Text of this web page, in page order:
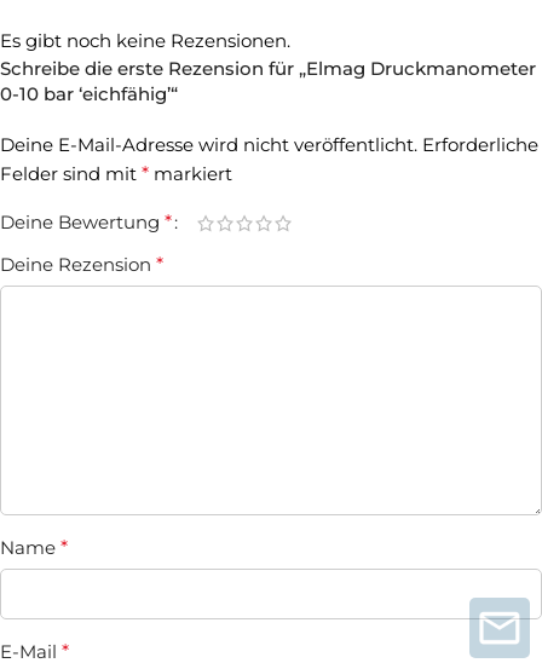
Es gibt noch keine Rezensionen.
Schreibe die erste Rezension für „Elmag Druckmanometer
0-10 bar ‘eichfähig’“
Deine E-Mail-Adresse wird nicht veröffentlicht. Erforderliche
Felder sind mit * markiert
Deine Bewertung *
Deine Rezension *
Name *
E-Mail *